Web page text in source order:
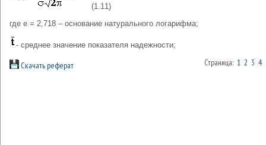
(1.11)
где е = 2,718 – основание натурального логарифма;
- среднее значение показателя надежности;
Скачать реферат Страница: 1 2 3 4